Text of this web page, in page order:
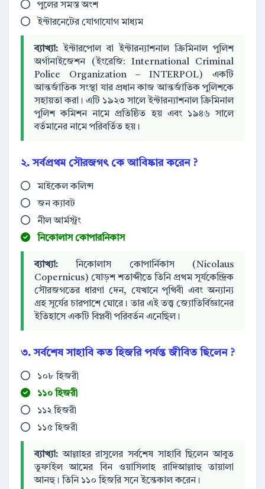
পুলের সমস্ত অংশ
ইন্টারনেটের যোগাযোগ মাধ্যম
ব্যাখ্যা: ইন্টারপোল বা ইন্টারন্যাশনাল ক্রিমিনাল পুলিশ
অর্গানাইজেশন (ইংরেজি: International Criminal
Police Organization – INTERPOL) একটি
আন্তর্জাতিক সংস্থা যার প্রধান কাজ আন্তর্জাতিক পুলিশকে
সহায়তা করা। এটি ১৯২৩ সালে ইন্টারন্যাশনাল ক্রিমিনাল
পুলিশ কমিশন নামে প্রতিষ্ঠিত হয় এবং ১৯৪৬ সালে
বর্তমানের নামে পরিবর্তিত হয়।
২. সর্বপ্রথম সৌরজগৎ কে আবিষ্কার করেন ?
মাইকেল কলিন্স
জন ক্যাবট
নীল আর্মস্ট্রং
নিকোলাস কোপারনিকাস
ব্যাখ্যা: নিকোলাস কোপার্নিকাস (Nicolaus
Copernicus) ষোড়শ শতাব্দীতে তিনি প্রথম সূর্যকেন্দ্রিক
সৌরজগতের ধারণা দেন, যেখানে পৃথিবী এবং অন্যান্য
গ্রহ সূর্যের চারপাশে ঘোরে। তার এই তত্ত্ব জ্যোতির্বিজ্ঞানের
ইতিহাসে একটি বিপ্লবী পরিবর্তন এনেছিল।
৩. সর্বশেষ সাহাবি কত হিজরি পর্যন্ত জীবিত ছিলেন ?
১০৮ হিজরী
১১০ হিজরী
১১২ হিজরী
১১৫ হিজরী
ব্যাখ্যা: আল্লাহর রাসুলের সর্বশেষ সাহাবি ছিলেন আবুত
তুফাইল আমের বিন ওয়াসিলাহ রাদিআল্লাহু তায়ালা
আনহু। তিনি ১১০ হিজরি সনে ইন্তেকাল করেন।